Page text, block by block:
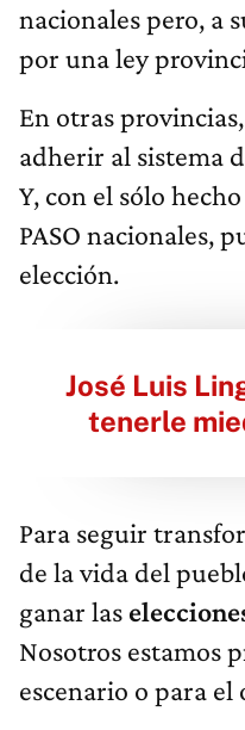
nacionales pero, a
por una ley
En otras
adherir al sistema
Y, con el sólo
PASO nacionales,
elección.
José Luis
tenerle
Para seguir
de la vida del
ganar las
Nosotros estamos
escenario o para el